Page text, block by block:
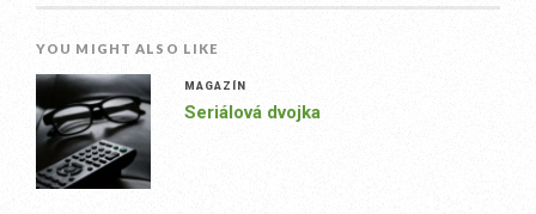
YOU MIGHT ALSO LIKE
MAGAZÍN
Seriálová dvojka